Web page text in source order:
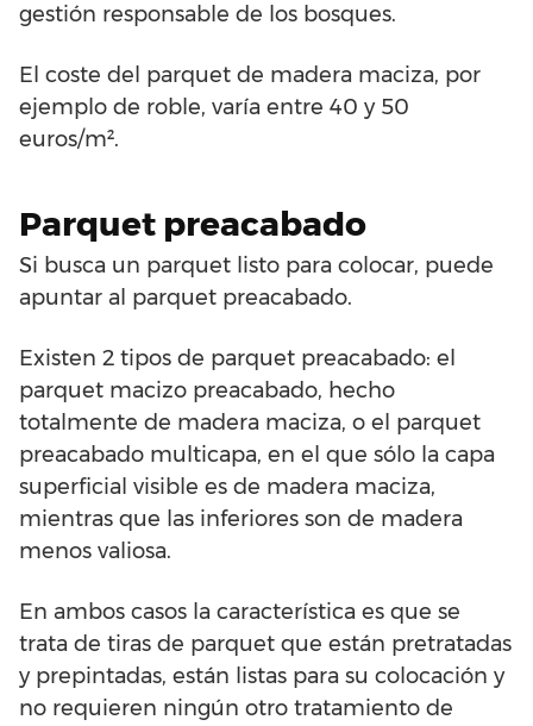
gestión responsable de los bosques.
El coste del parquet de madera maciza, por
ejemplo de roble, varía entre 40 y 50
euros/m².
Parquet preacabado
Si busca un parquet listo para colocar, puede
apuntar al parquet preacabado.
Existen 2 tipos de parquet preacabado: el
parquet macizo preacabado, hecho
totalmente de madera maciza, o el parquet
preacabado multicapa, en el que sólo la capa
superficial visible es de madera maciza,
mientras que las inferiores son de madera
menos valiosa.
En ambos casos la característica es que se
trata de tiras de parquet que están pretratadas
y prepintadas, están listas para su colocación y
no requieren ningún otro tratamiento de